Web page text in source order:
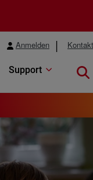
Anmelden Kontakt
Support